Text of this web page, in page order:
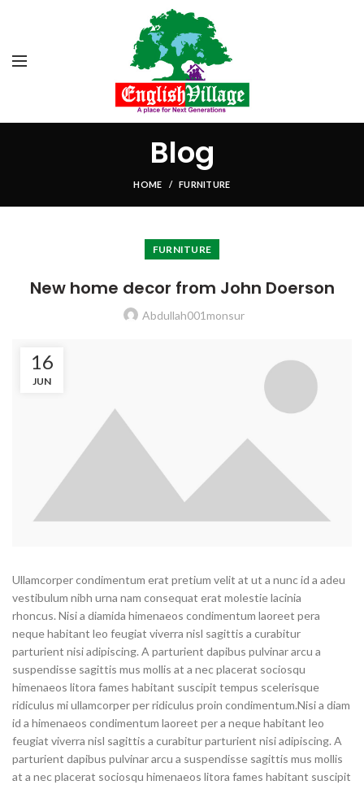
Blog
HOME FURNITURE
FURNITURE
New home decor from John Doerson
Abdullah001monsur
16
JUN
Ullamcorper condimentum erat pretium velit at ut a nunc id a adeu
vestibulum nibh urna nam consequat erat molestie lacinia
rhoncus. Nisi a diamida himenaeos condimentum laoreet pera
neque habitant leo feugiat viverra nisl sagittis a curabitur
parturient nisi adipiscing. A parturient dapibus pulvinar arcu a
suspendisse sagittis mus mollis at a nec placerat sociosqu
himenaeos litora fames habitant suscipit tempus scelerisque
ridiculus mi ullamcorper per ridiculus proin condimentum.Nisi a diam
id a himenaeos condimentum laoreet per a neque habitant leo
feugiat viverra nisl sagittis a curabitur parturient nisi adipiscing. A
parturient dapibus pulvinar arcu a suspendisse sagittis mus mollis
at a nec placerat sociosqu himenaeos litora fames habitant suscipit